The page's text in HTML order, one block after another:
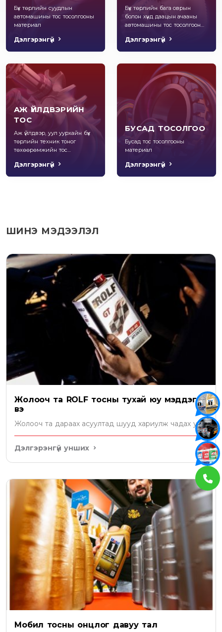
Бүх төрлийн суудлын
автомашины тос тосолгооны
материал
Дэлгэрэнгүй
Бүх төрлийн бага оврын
болон хүнд даацын ачааны
автомашины тос тосолгооны
Дэлгэрэнгүй
АЖ ҮЙЛДВЭРИЙН
ТОС
Аж үйлдвэр, уул уурхайн бүх
төрлийн техник тоног
төхөөрөмжийн тос
Дэлгэрэнгүй
БУСАД ТОСОЛГОО
Бусад тос тосолгооны
материал
Дэлгэрэнгүй
ШИНЭ МЭДЭЭЛЭЛ
Жолооч та ROLF тосны тухай юу мэддэг
вэ
Жолооч та дараах асуултад шууд хариулж чадах уу?
Дэлгэрэнгүй унших
Мобил тосны онцлог давуу тал